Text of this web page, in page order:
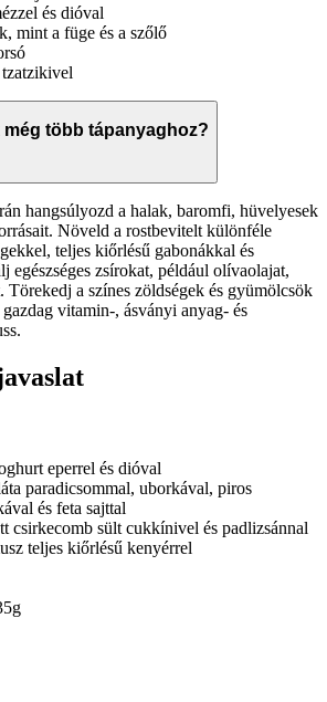
és dióval
mint a füge és a szőlő
több tápanyaghoz?
hangsúlyozd a halak, baromfi, hüvelyesek
Növeld a rostbevitelt különféle
teljes kiőrlésű gabonákkal és
egészséges zsírokat, például olívaolajat,
Törekedj a színes zöldségek és gyümölcsök
vitamin-, ásványi anyag- és
eperrel és dióval
paradicsommal, uborkával, piros
és feta sajttal
csirkecomb sült cukkínivel és padlizsánnal
teljes kiőrlésű kenyérrel